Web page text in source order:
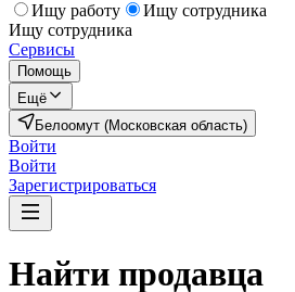
Ищу работу
Ищу сотрудника
Ищу сотрудника
Сервисы
Помощь
Ещё
Белоомут (Московская область)
Войти
Войти
Зарегистрироваться
Найти продавца